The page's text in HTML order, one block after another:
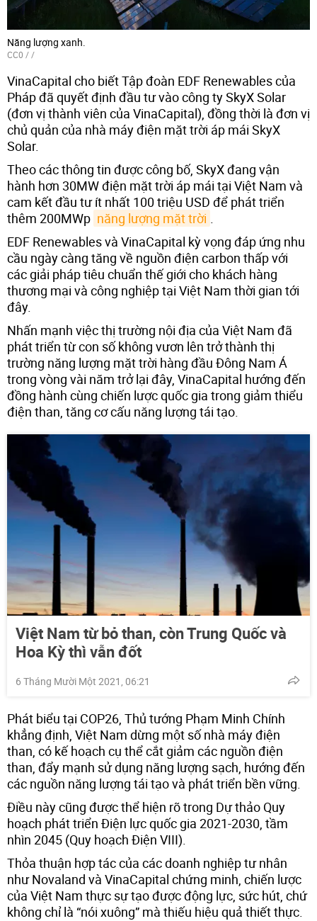
Năng lượng xanh.
CC0 / /
VinaCapital cho biết Tập đoàn EDF Renewables của
Pháp đã quyết định đầu tư vào công ty SkyX Solar
(đơn vị thành viên của VinaCapital), đồng thời là đơn vị
chủ quản của nhà máy điện mặt trời áp mái SkyX
Solar.
Theo các thông tin được công bố, SkyX đang vận
hành hơn 30MW điện mặt trời áp mái tại Việt Nam và
cam kết đầu tư ít nhất 100 triệu USD để phát triển
thêm 200MWp năng lượng mặt trời
EDF Renewables và VinaCapital kỳ vọng đáp ứng nhu
cầu ngày càng tăng về nguồn điện carbon thấp với
các giải pháp tiêu chuẩn thế giới cho khách hàng
thương mại và công nghiệp tại Việt Nam thời gian tới
đây.
Nhấn mạnh việc thị trường nội địa của Việt Nam đã
phát triển từ con số không vươn lên trở thành thị
trường năng lượng mặt trời hàng đầu Đông Nam Á
trong vòng vài năm trở lại đây, VinaCapital hướng đến
đồng hành cùng chiến lược quốc gia trong giảm thiểu
điện than, tăng cơ cấu năng lượng tái tạo.
Việt Nam từ bỏ than, còn Trung Quốc và
Hoa Kỳ thì vẫn đốt
6 Tháng Mười Một 2021, 06:21
Phát biểu tại COP26, Thủ tướng Phạm Minh Chính
khẳng định, Việt Nam dừng một số nhà máy điện
than, có kế hoạch cụ thể cắt giảm các nguồn điện
than, đẩy mạnh sử dụng năng lượng sạch, hướng đến
các nguồn năng lượng tái tạo và phát triển bền vững.
Điều này cũng được thể hiện rõ trong Dự thảo Quy
hoạch phát triển Điện lực quốc gia 2021-2030, tầm
nhìn 2045 (Quy hoạch Điện VIII).
Thỏa thuận hợp tác của các doanh nghiệp tư nhân
như Novaland và VinaCapital chứng minh, chiến lược
của Việt Nam thực sự tạo được động lực, sức hút, chứ
không chỉ là “nói xuông” mà thiếu hiệu quả thiết thực.